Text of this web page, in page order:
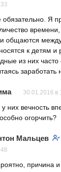
обязательно. Я
общаются между
к детям
из них
заработать
30.01.2016 в
у них вечность
огорчить?
Мальцев
причина и